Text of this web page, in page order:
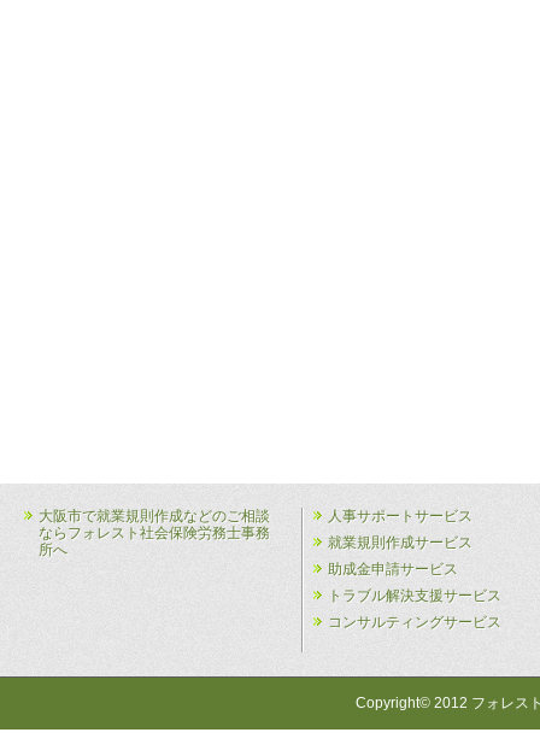
大阪市で就業規則作成などのご相談
ならフォレスト社会保険労務士事務
所へ
人事サポートサービス
就業規則作成サービス
助成金申請サービス
トラブル解決支援サービス
コンサルティングサービス
Copyright© 2012 フォレス